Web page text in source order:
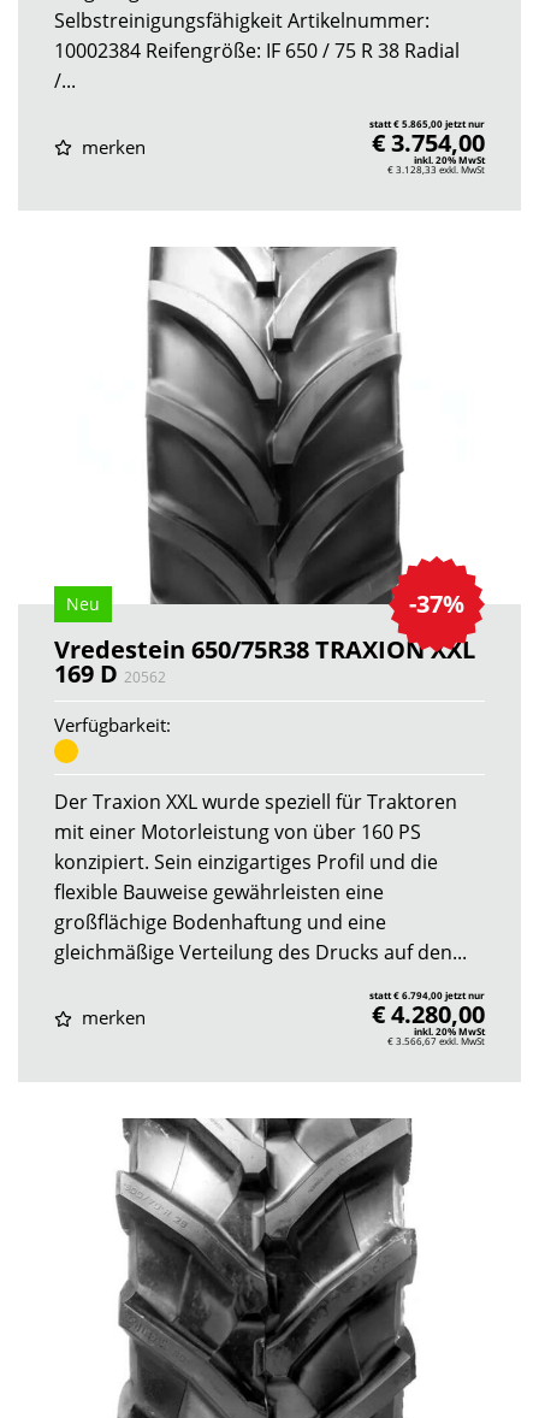
Selbstreinigungsfähigkeit Artikelnummer:
10002384 Reifengröße: IF 650 / 75 R 38 Radial
/...
merken
statt € 5.865,00 jetzt nur
€ 3.754,00
inkl. 20% MwSt
€ 3.128,33 exkl. MwSt
-37%
Neu
Vredestein 650/75R38 TRAXION XXL
169 D 20562
Verfügbarkeit:
Der Traxion XXL wurde speziell für Traktoren
mit einer Motorleistung von über 160 PS
konzipiert. Sein einzigartiges Profil und die
flexible Bauweise gewährleisten eine
großflächige Bodenhaftung und eine
gleichmäßige Verteilung des Drucks auf den...
merken
statt € 6.794,00 jetzt nur
€ 4.280,00
inkl. 20% MwSt
€ 3.566,67exkl. MwSt